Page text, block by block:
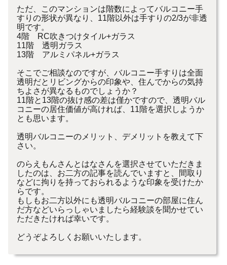
ただ、このマンションは階数によってバルコニー手
すりの形状が異なり、11階以外は手すりの2/3が非透
明です。
4階 RC吹きつけタイル+ガラス
11階 透明ガラス
13階 アルミパネル+ガラス
そこでご相談なのですが、バルコニー手すりは全面
透明だとリビングからの印象や、住んでからの気持
ちよさが異なるものでしょうか？
11階と13階の抜け感の差は僅かですので、透明バル
コニーの居住価値が高ければ、11階を選択しようか
とも思います。
透明バルコニーのメリット、デメリットを教えて下
さい。
のらえもんさんとはなさんを選択させていただきま
したのは、お二方の記事を読んでいますと、間取り
などに拘りを持っておられるような印象を受けたか
らです。
もしもお二方以外にも透明バルコニーの部屋に住ん
だ方などいらっしゃいましたら経験談を聞かせてい
ただきたければ幸いです。
どうぞよろしくお願いいたします。